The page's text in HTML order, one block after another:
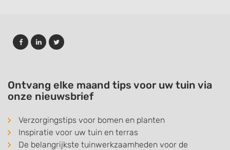
Ontvang elke maand tips voor uw tuin via
onze nieuwsbrief
Verzorgingstips voor bomen en planten
Inspiratie voor uw tuin en terras
De belangrijkste tuinwerkzaamheden voor de